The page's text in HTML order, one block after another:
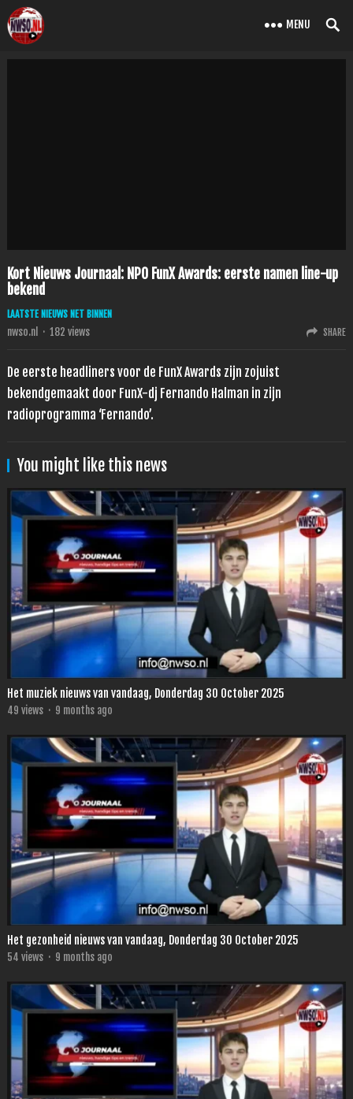
MENU
Kort Nieuws Journaal: NPO FunX Awards: eerste namen line-up
bekend
LAATSTE NIEUWS NET BINNEN
nwso.nl · 182 views SHARE
De eerste headliners voor de FunX Awards zijn zojuist
bekendgemaakt door FunX-dj Fernando Halman in zijn
radioprogramma ‘Fernando’.
You might like this news
Het muziek nieuws van vandaag, Donderdag 30 October 2025
49 views · 9 months ago
Het gezonheid nieuws van vandaag, Donderdag 30 October 2025
54 views · 9 months ago